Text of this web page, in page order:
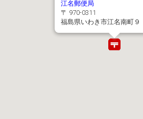
江名郵便局
〒 970-0311
福島県いわき市江名南町９